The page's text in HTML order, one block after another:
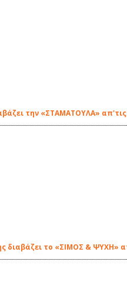
την «ΣΤΑΜΑΤΟΥΛΑ»
διαβάζει το «ΣΙΜΟΣ & ΨΥΧΗ»